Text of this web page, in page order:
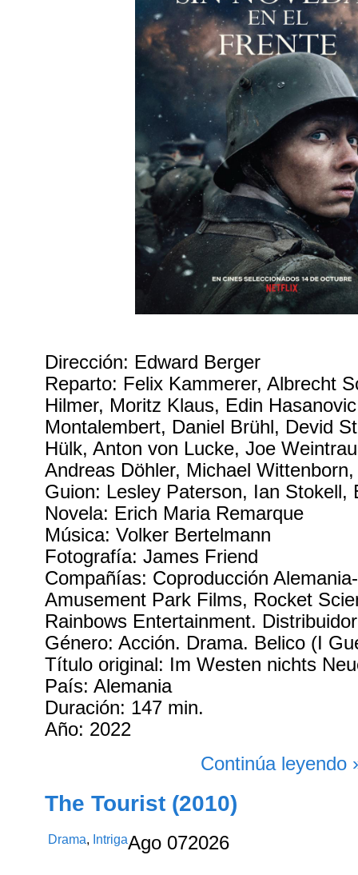
Dirección: Edward Berger
Reparto: Felix Kammerer, Albrecht
Hilmer, Moritz Klaus, Edin
Montalembert, Daniel Brühl, Devid
Hülk, Anton von Lucke, Joe
Andreas Döhler, Michael
Guion: Lesley Paterson, Ian Stokell,
Novela: Erich Maria Remarque
Música: Volker Bertelmann
Fotografía: James Friend
Compañías: Coproducción
Amusement Park Films, Rocket
Rainbows Entertainment.
Género: Acción. Drama. Belico (I
Título original: Im Westen nichts
País: Alemania
Duración: 147 min.
Año: 2022
Continúa leyendo
The Tourist (2010)
Drama, IntrigaAgo 072026